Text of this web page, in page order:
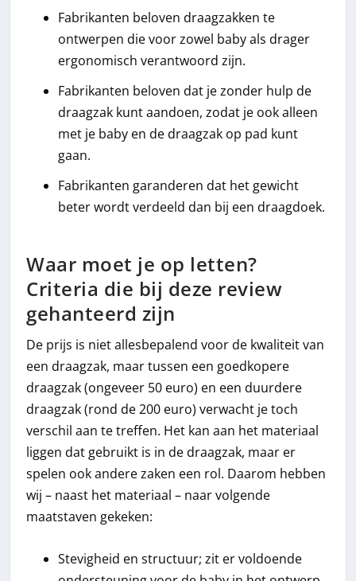
Fabrikanten beloven draagzakken te
ontwerpen die voor zowel baby als drager
ergonomisch verantwoord zijn.
Fabrikanten beloven dat je zonder hulp de
draagzak kunt aandoen, zodat je ook alleen
met je baby en de draagzak op pad kunt
gaan.
Fabrikanten garanderen dat het gewicht
beter wordt verdeeld dan bij een draagdoek.
Waar moet je op letten?
Criteria die bij deze review
gehanteerd zijn
De prijs is niet allesbepalend voor de kwaliteit van
een draagzak, maar tussen een goedkopere
draagzak (ongeveer 50 euro) en een duurdere
draagzak (rond de 200 euro) verwacht je toch
verschil aan te treffen. Het kan aan het materiaal
liggen dat gebruikt is in de draagzak, maar er
spelen ook andere zaken een rol. Daarom hebben
wij – naast het materiaal – naar volgende
maatstaven gekeken:
Stevigheid en structuur; zit er voldoende